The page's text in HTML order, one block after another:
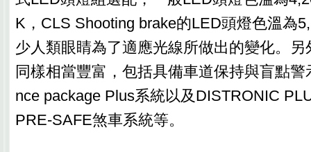
K，CLS Shooting brake的LED頭燈色溫為
少人類眼睛為了適應光線所做出的變化。
同樣相當豐富，包括具備車道保持與盲點
nce package Plus系統以及DISTRONIC
PRE‑SAFE煞車系統等。